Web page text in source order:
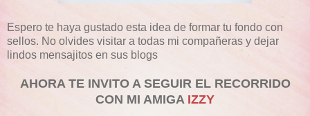
Espero te haya gustado esta idea de formar tu fondo con
sellos. No olvides visitar a todas mi compañeras y dejar
lindos mensajitos en sus blogs
AHORA TE INVITO A SEGUIR EL RECORRIDO
CON MI AMIGA IZZY